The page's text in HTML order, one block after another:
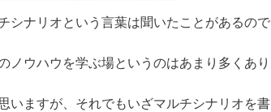
シナリオという言葉は聞いたことがあるので
ノウハウを学ぶ場というのはあまり多くあり
いますが、それでもいざマルチシナリオを書